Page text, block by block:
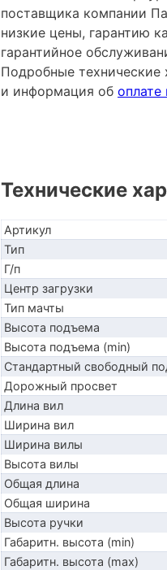
поставщика компании
низкие цены, гарантию
гарантийное
Подробные технические
и информация об оплате
Технические
Артикул
Тип
Г/п
Центр загрузки
Тип мачты
Высота подъема
Высота подъема (min)
Стандартный свободный
Дорожный просвет
Длина вил
Ширина вил
Ширина вилы
Высота вилы
Общая длина
Общая ширина
Высота ручки
Габаритн. высота (min)
Габаритн. высота (max)